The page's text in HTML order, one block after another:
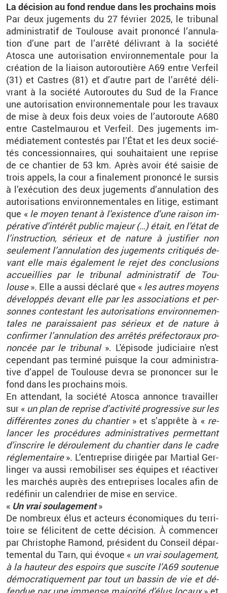
La dé­ci­sion au fond ren­due dans les pro­chains mois
Par deux ju­ge­ments du 27 fé­vrier 2025, le tri­bu­nal
ad­mi­nis­tra­tif de Tou­louse avait pro­noncé l’an­nu­la­
tion d’une part de l’ar­rêté dé­li­vrant à la so­ciété
Atosca une au­to­ri­sa­tion en­vi­ron­ne­men­tale pour la
créa­tion de la liai­son au­to­rou­tière A69 entre Ver­feil
(31) et Castres (81) et d’autre part de l’ar­rêté dé­li­
vrant à la so­ciété Au­to­routes du Sud de la France
une au­to­ri­sa­tion en­vi­ron­ne­men­tale pour les tra­vaux
de mise à deux fois deux voies de l’au­to­route A680
entre Cas­tel­mau­rou et Ver­feil. Des ju­ge­ments im­
mé­dia­te­ment contes­tés par l’État et les deux so­cié­
tés conces­sion­naires, qui sou­hai­taient une re­prise
de ce chan­tier de 53 km. Après avoir été sai­sie de
trois ap­pels, la cour a fi­na­le­ment pro­noncé le sur­sis
à l’exé­cu­tion des deux ju­ge­ments d’an­nu­la­tion des
au­to­ri­sa­tions en­vi­ron­ne­men­tales en li­tige, es­ti­mant
que « le moyen te­nant à l’exis­tence d’une rai­son im­
pé­ra­tive d’in­té­rêt pu­blic ma­jeur (…) était, en l’état de
l’ins­truc­tion, sé­rieux et de na­ture à jus­ti­fier non
seule­ment l’an­nu­la­tion des ju­ge­ments cri­ti­qués de­
vant elle mais éga­le­ment le rejet des conclu­sions
ac­cueillies par le tri­bu­nal ad­mi­nis­tra­tif de Tou­
louse ». Elle a aussi dé­claré que « les autres moyens
dé­ve­lop­pés de­vant elle par les as­so­cia­tions et per­
sonnes contes­tant les au­to­ri­sa­tions en­vi­ron­ne­men­
tales ne pa­rais­saient pas sé­rieux et de na­ture à
confir­mer l’an­nu­la­tion des ar­rê­tés pré­fec­to­raux pro­
non­cée par le tri­bu­nal ». L'épi­sode ju­di­ciaire n'est
ce­pen­dant pas ter­miné puisque la cour ad­mi­nis­tra­
tive d’ap­pel de Tou­louse devra se pro­non­cer sur le
fond dans les pro­chains mois.
En at­ten­dant, la so­ciété Atosca an­nonce tra­vailler
sur « un plan de re­prise d’ac­ti­vité pro­gres­sive sur les
dif­fé­rentes zones du chan­tier » et s’ap­prête à « re­
lan­cer les pro­cé­dures ad­mi­nis­tra­tives per­met­tant
d’ins­crire le dé­rou­le­ment du chan­tier dans le cadre
ré­gle­men­taire ». L’en­tre­prise di­ri­gée par Mar­tial Ger­
lin­ger va aussi re­mo­bi­li­ser ses équipes et ré­ac­ti­ver
les mar­chés au­près des en­tre­prises lo­cales afin de
re­dé­fi­nir un ca­len­drier de mise en ser­vice.
« Un vrai sou­la­ge­ment »
De nom­breux élus et ac­teurs éco­no­miques du ter­ri­
toire se fé­li­citent de cette dé­ci­sion. À com­men­cer
par Chris­tophe Ra­mond, pré­sident du Conseil dé­par­
te­men­tal du Tarn, qui évoque « un vrai sou­la­ge­ment,
à la hau­teur des es­poirs que sus­cite l’A69 sou­te­nue
dé­mo­cra­ti­que­ment par tout un bas­sin de vie et dé­